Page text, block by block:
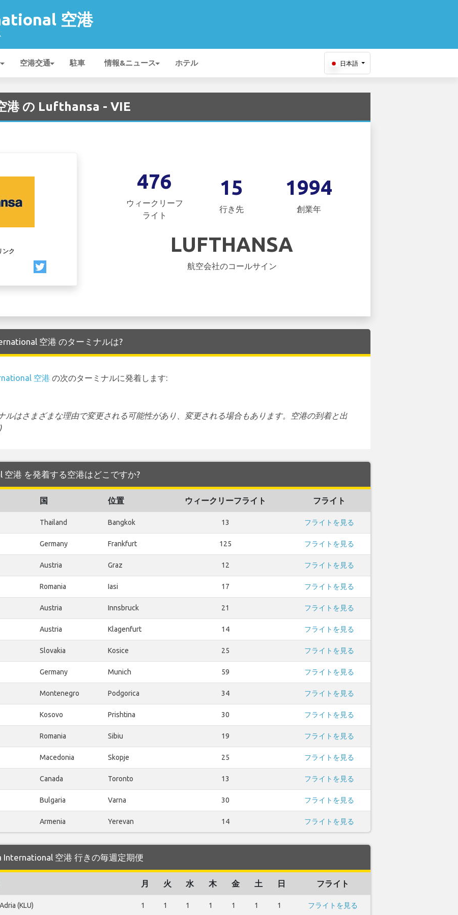
空港
空港交通 駐車 情報&ニュース ホテル 日本語
の Lufthansa - VIE
ンク
476
ウィークリーフ
ライト
15
行き先
1994
創業年
LUFTHANSA
航空会社のコールサイン
空港 のターミナルは?
空港 の次のターミナルに発着します:
ルはさまざまな理由で変更される可能性があり、変更される場合もあります。空港の到着と出
港 を発着する空港はどこですか?
国 位置 ウィークリーフライト フライト
Thailand Bangkok 13 フライトを見る
Germany Frankfurt 125 フライトを見る
Austria Graz 12 フライトを見る
Romania Iasi 17 フライトを見る
Austria Innsbruck 21 フライトを見る
Austria Klagenfurt 14 フライトを見る
Slovakia Kosice 25 フライトを見る
Germany Munich 59 フライトを見る
Montenegro Podgorica 34 フライトを見る
Kosovo Prishtina 30 フライトを見る
Romania Sibiu 19 フライトを見る
Macedonia Skopje 25 フライトを見る
Canada Toronto 13 フライトを見る
Bulgaria Varna 30 フライトを見る
Armenia Yerevan 14 フライトを見る
International 空港 行きの毎週定期便
月 火 水 木 金 土 日 フライト
(KLU) 1 1 1 1 1 1 1 フライトを見る